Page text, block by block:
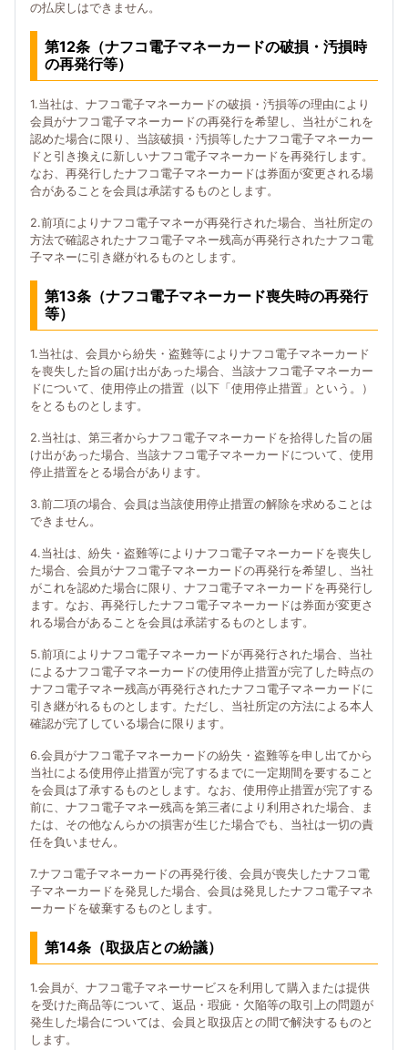
の払戻しはできません。
第12条（ナフコ電子マネーカードの破損・汚損時
の再発行等）
1.当社は、ナフコ電子マネーカードの破損・汚損等の理由により
会員がナフコ電子マネーカードの再発行を希望し、当社がこれを
認めた場合に限り、当該破損・汚損等したナフコ電子マネーカー
ドと引き換えに新しいナフコ電子マネーカードを再発行します。
なお、再発行したナフコ電子マネーカードは券面が変更される場
合があることを会員は承諾するものとします。
2.前項によりナフコ電子マネーが再発行された場合、当社所定の
方法で確認されたナフコ電子マネー残高が再発行されたナフコ電
子マネーに引き継がれるものとします。
第13条（ナフコ電子マネーカード喪失時の再発行
等）
1.当社は、会員から紛失・盗難等によりナフコ電子マネーカード
を喪失した旨の届け出があった場合、当該ナフコ電子マネーカー
ドについて、使用停止の措置（以下「使用停止措置」という。）
をとるものとします。
2.当社は、第三者からナフコ電子マネーカードを拾得した旨の届
け出があった場合、当該ナフコ電子マネーカードについて、使用
停止措置をとる場合があります。
3.前二項の場合、会員は当該使用停止措置の解除を求めることは
できません。
4.当社は、紛失・盗難等によりナフコ電子マネーカードを喪失し
た場合、会員がナフコ電子マネーカードの再発行を希望し、当社
がこれを認めた場合に限り、ナフコ電子マネーカードを再発行し
ます。なお、再発行したナフコ電子マネーカードは券面が変更さ
れる場合があることを会員は承諾するものとします。
5.前項によりナフコ電子マネーカードが再発行された場合、当社
によるナフコ電子マネーカードの使用停止措置が完了した時点の
ナフコ電子マネー残高が再発行されたナフコ電子マネーカードに
引き継がれるものとします。ただし、当社所定の方法による本人
確認が完了している場合に限ります。
6.会員がナフコ電子マネーカードの紛失・盗難等を申し出てから
当社による使用停止措置が完了するまでに一定期間を要すること
を会員は了承するものとします。なお、使用停止措置が完了する
前に、ナフコ電子マネー残高を第三者により利用された場合、ま
たは、その他なんらかの損害が生じた場合でも、当社は一切の責
任を負いません。
7.ナフコ電子マネーカードの再発行後、会員が喪失したナフコ電
子マネーカードを発見した場合、会員は発見したナフコ電子マネ
ーカードを破棄するものとします。
第14条（取扱店との紛議）
1.会員が、ナフコ電子マネーサービスを利用して購入または提供
を受けた商品等について、返品・瑕疵・欠陥等の取引上の問題が
発生した場合については、会員と取扱店との間で解決するものと
します。